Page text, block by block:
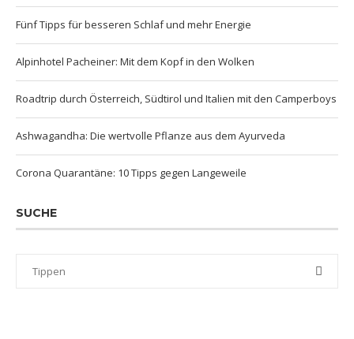
Fünf Tipps für besseren Schlaf und mehr Energie
Alpinhotel Pacheiner: Mit dem Kopf in den Wolken
Roadtrip durch Österreich, Südtirol und Italien mit den Camperboys
Ashwagandha: Die wertvolle Pflanze aus dem Ayurveda
Corona Quarantäne: 10 Tipps gegen Langeweile
SUCHE